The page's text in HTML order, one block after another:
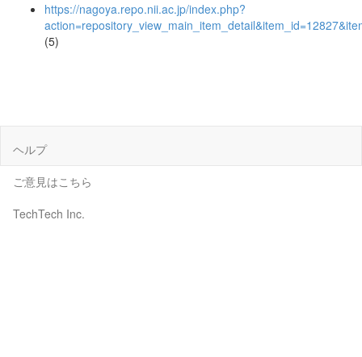
https://nagoya.repo.nii.ac.jp/index.php?
(5)
ヘルプ
ご意見はこちら
TechTech Inc.